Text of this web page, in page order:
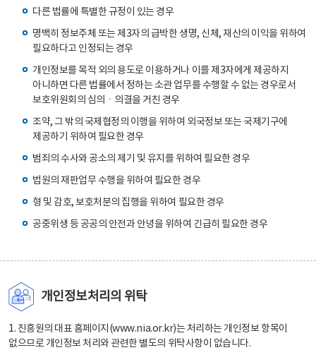
다른 법률에 특별한 규정이 있는 경우
명백히 정보주체 또는 제3자의 급박한 생명, 신체, 재산의 이익을 위하여
필요하다고 인정되는 경우
개인정보를 목적 외의 용도로 이용하거나 이를 제3자에게 제공하지
아니하면 다른 법률에서 정하는 소관 업무를 수행할 수 없는 경우로서
보호위원회의 심의ㆍ의결을 거친 경우
조약, 그 밖의 국제협정의 이행을 위하여 외국정보 또는 국제기구에
제공하기 위하여 필요한 경우
범죄의 수사와 공소의 제기 및 유지를 위하여 필요한 경우
법원의 재판업무 수행을 위하여 필요한 경우
형 및 감호, 보호처분의 집행을 위하여 필요한 경우
공중위생 등 공공의 안전과 안녕을 위하여 긴급히 필요한 경우
개인정보처리의 위탁
1. 진흥원의 대표 홈페이지(www.nia.or.kr)는 처리하는 개인정보 항목이
없으므로 개인정보 처리와 관련한 별도의 위탁사항이 없습니다.